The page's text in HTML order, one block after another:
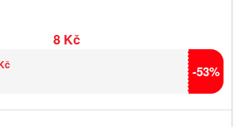
8 Kč
-53%